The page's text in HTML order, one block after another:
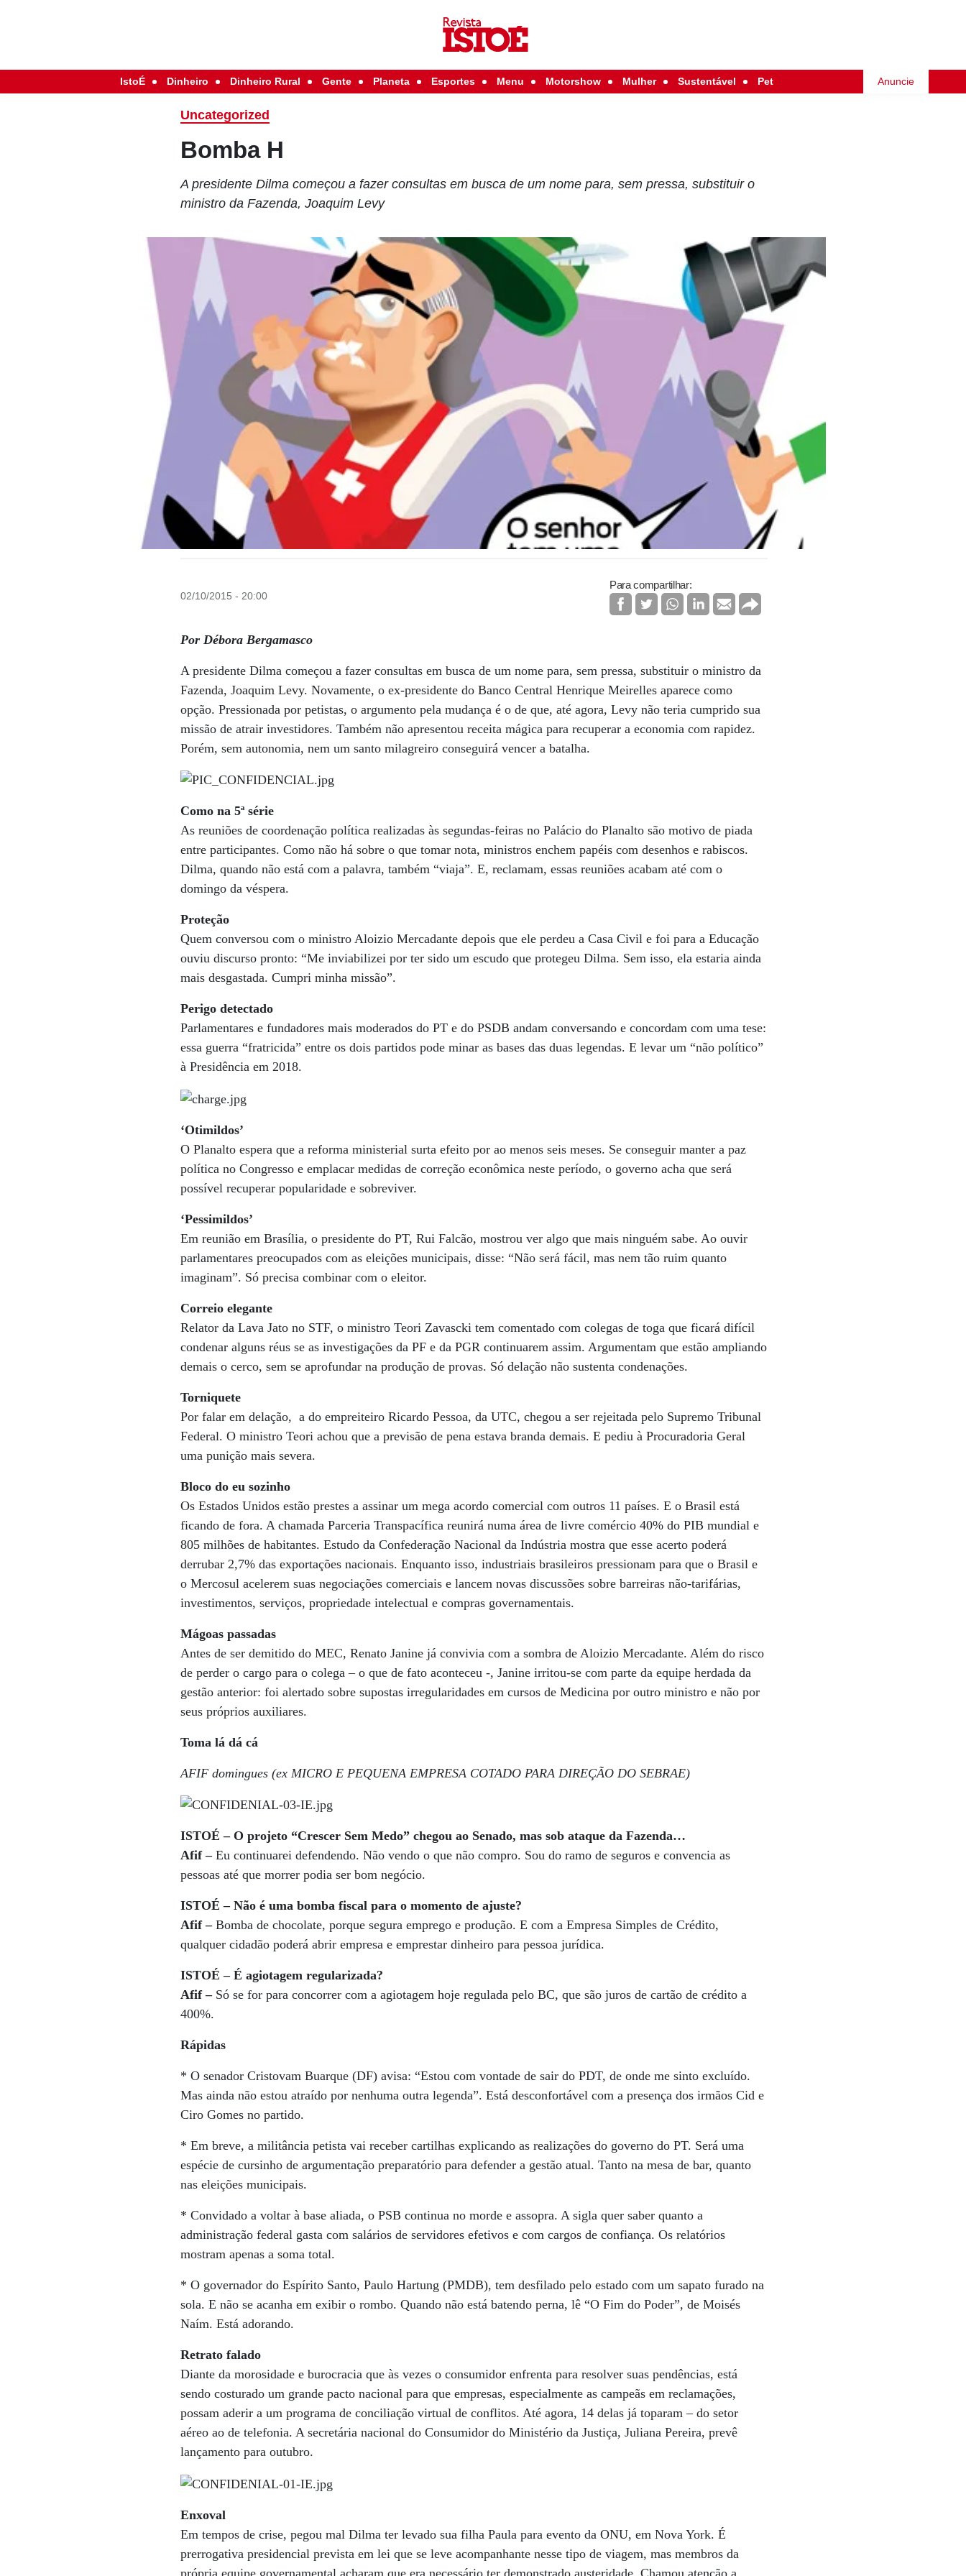
IstoÉ Dinheiro Dinheiro Rural Gente Planeta Esportes Menu Motorshow Mulher Sustentável Pet Anuncie
Uncategorized
Bomba H
A presidente Dilma começou a fazer consultas em busca de um nome para, sem pressa, substituir o
ministro da Fazenda, Joaquim Levy
02/10/2015 - 20:00
Para compartilhar:
Por Débora Bergamasco
A presidente Dilma começou a fazer consultas em busca de um nome para, sem pressa, substituir o ministro da
Fazenda, Joaquim Levy. Novamente, o ex-presidente do Banco Central Henrique Meirelles aparece como
opção. Pressionada por petistas, o argumento pela mudança é o de que, até agora, Levy não teria cumprido sua
missão de atrair investidores. Também não apresentou receita mágica para recuperar a economia com rapidez.
Porém, sem autonomia, nem um santo milagreiro conseguirá vencer a batalha.
Como na 5ª série
As reuniões de coordenação política realizadas às segundas-feiras no Palácio do Planalto são motivo de piada
entre participantes. Como não há sobre o que tomar nota, ministros enchem papéis com desenhos e rabiscos.
Dilma, quando não está com a palavra, também “viaja”. E, reclamam, essas reuniões acabam até com o
domingo da véspera.
Proteção
Quem conversou com o ministro Aloizio Mercadante depois que ele perdeu a Casa Civil e foi para a Educação
ouviu discurso pronto: “Me inviabilizei por ter sido um escudo que protegeu Dilma. Sem isso, ela estaria ainda
mais desgastada. Cumpri minha missão”.
Perigo detectado
Parlamentares e fundadores mais moderados do PT e do PSDB andam conversando e concordam com uma tese:
essa guerra “fratricida” entre os dois partidos pode minar as bases das duas legendas. E levar um “não político”
à Presidência em 2018.
‘Otimildos’
O Planalto espera que a reforma ministerial surta efeito por ao menos seis meses. Se conseguir manter a paz
política no Congresso e emplacar medidas de correção econômica neste período, o governo acha que será
possível recuperar popularidade e sobreviver.
‘Pessimildos’
Em reunião em Brasília, o presidente do PT, Rui Falcão, mostrou ver algo que mais ninguém sabe. Ao ouvir
parlamentares preocupados com as eleições municipais, disse: “Não será fácil, mas nem tão ruim quanto
imaginam”. Só precisa combinar com o eleitor.
Correio elegante
Relator da Lava Jato no STF, o ministro Teori Zavascki tem comentado com colegas de toga que ficará difícil
condenar alguns réus se as investigações da PF e da PGR continuarem assim. Argumentam que estão ampliando
demais o cerco, sem se aprofundar na produção de provas. Só delação não sustenta condenações.
Torniquete
Por falar em delação, a do empreiteiro Ricardo Pessoa, da UTC, chegou a ser rejeitada pelo Supremo Tribunal
Federal. O ministro Teori achou que a previsão de pena estava branda demais. E pediu à Procuradoria Geral
uma punição mais severa.
Bloco do eu sozinho
Os Estados Unidos estão prestes a assinar um mega acordo comercial com outros 11 países. E o Brasil está
ficando de fora. A chamada Parceria Transpacífica reunirá numa área de livre comércio 40% do PIB mundial e
805 milhões de habitantes. Estudo da Confederação Nacional da Indústria mostra que esse acerto poderá
derrubar 2,7% das exportações nacionais. Enquanto isso, industriais brasileiros pressionam para que o Brasil e
o Mercosul acelerem suas negociações comerciais e lancem novas discussões sobre barreiras não-tarifárias,
investimentos, serviços, propriedade intelectual e compras governamentais.
Mágoas passadas
Antes de ser demitido do MEC, Renato Janine já convivia com a sombra de Aloizio Mercadante. Além do risco
de perder o cargo para o colega – o que de fato aconteceu -, Janine irritou-se com parte da equipe herdada da
gestão anterior: foi alertado sobre supostas irregularidades em cursos de Medicina por outro ministro e não por
seus próprios auxiliares.
Toma lá dá cá
AFIF domingues (ex MICRO E PEQUENA EMPRESA COTADO PARA DIREÇÃO DO SEBRAE)
ISTOÉ – O projeto “Crescer Sem Medo” chegou ao Senado, mas sob ataque da Fazenda…
Afif –Eu continuarei defendendo. Não vendo o que não compro. Sou do ramo de seguros e convencia as
pessoas até que morrer podia ser bom negócio.
ISTOÉ – Não é uma bomba fiscal para o momento de ajuste?
Afif –Bomba de chocolate, porque segura emprego e produção. E com a Empresa Simples de Crédito,
qualquer cidadão poderá abrir empresa e emprestar dinheiro para pessoa jurídica.
ISTOÉ – É agiotagem regularizada?
Afif – Só se for para concorrer com a agiotagem hoje regulada pelo BC, que são juros de cartão de crédito a
400%.
Rápidas
* O senador Cristovam Buarque (DF) avisa: “Estou com vontade de sair do PDT, de onde me sinto excluído.
Mas ainda não estou atraído por nenhuma outra legenda”. Está desconfortável com a presença dos irmãos Cid e
Ciro Gomes no partido.
* Em breve, a militância petista vai receber cartilhas explicando as realizações do governo do PT. Será uma
espécie de cursinho de argumentação preparatório para defender a gestão atual. Tanto na mesa de bar, quanto
nas eleições municipais.
* Convidado a voltar à base aliada, o PSB continua no morde e assopra. A sigla quer saber quanto a
administração federal gasta com salários de servidores efetivos e com cargos de confiança. Os relatórios
mostram apenas a soma total.
* O governador do Espírito Santo, Paulo Hartung (PMDB), tem desfilado pelo estado com um sapato furado na
sola. E não se acanha em exibir o rombo. Quando não está batendo perna, lê “O Fim do Poder”, de Moisés
Naím. Está adorando.
Retrato falado
Diante da morosidade e burocracia que às vezes o consumidor enfrenta para resolver suas pendências, está
sendo costurado um grande pacto nacional para que empresas, especialmente as campeãs em reclamações,
possam aderir a um programa de conciliação virtual de conflitos. Até agora, 14 delas já toparam – do setor
aéreo ao de telefonia. A secretária nacional do Consumidor do Ministério da Justiça, Juliana Pereira, prevê
lançamento para outubro.
Enxoval
Em tempos de crise, pegou mal Dilma ter levado sua filha Paula para evento da ONU, em Nova York. É
prerrogativa presidencial prevista em lei que se leve acompanhante nesse tipo de viagem, mas membros da
própria equipe governamental acharam que era necessário ter demonstrado austeridade. Chamou atenção a